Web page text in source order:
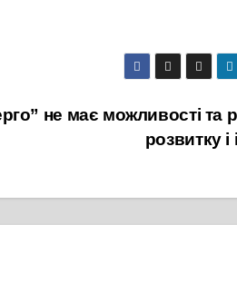
не має можливості та
розвитку і